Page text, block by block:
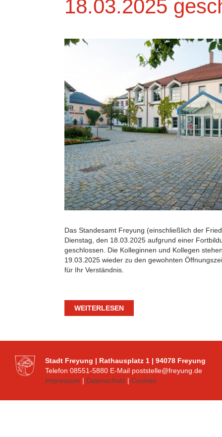
18.03.2025
Das Standesamt Freyung (einschließlich der
Dienstag, den 18.03.2025 aufgrund einer
geschlossen. Die Kolleginnen und Kollegen
19.03.2025 wieder zu den gewohnten
für Ihr Verständnis.
WEITERLESEN
Stadt Freyung | Rathausplatz 1 | 94078 Freyung
Telefon 08551-5880 E-Mail poststelle@freyung.de
Impressum | Datenschutz | Cookies